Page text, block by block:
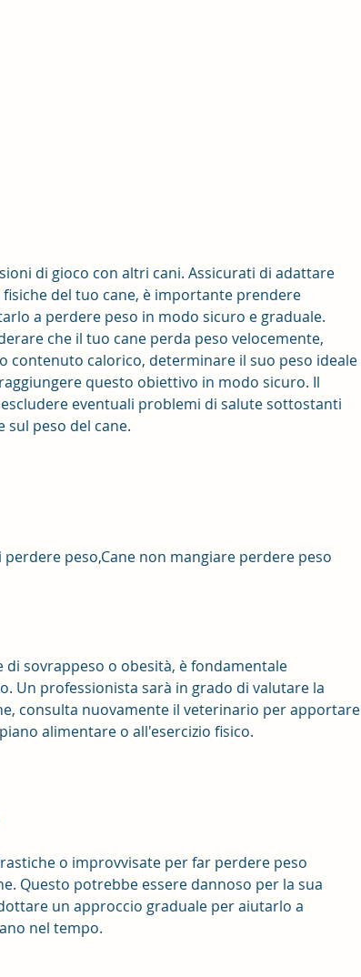
fisiche del tuo cane, è importante prendere
a perdere peso in modo sicuro e graduale.
che il tuo cane perda peso velocemente,
contenuto calorico, determinare il suo peso ideale
questo obiettivo in modo sicuro. Il
eventuali problemi di salute sottostanti
peso del cane.
perdere peso,Cane non mangiare perdere peso
di sovrappeso o obesità, è fondamentale
Un professionista sarà in grado di valutare la
consulta nuovamente il veterinario per apportare
alimentare o all'esercizio fisico.
o improvvisate per far perdere peso
Questo potrebbe essere dannoso per la sua
un approccio graduale per aiutarlo a
nel tempo.